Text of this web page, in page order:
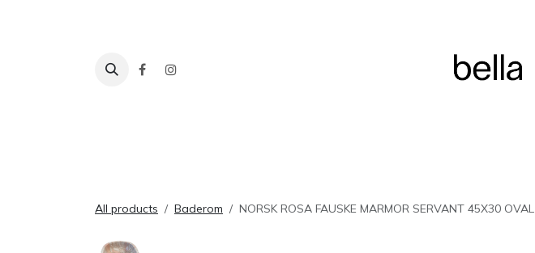
All products Baderom NORSK ROSA FAUSKE MARMOR SERVANT 45X30 OVAL